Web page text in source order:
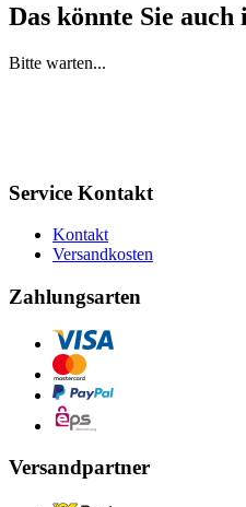
Das könnte Sie auch
Bitte warten...
Service Kontakt
Kontakt
Versandkosten
Zahlungsarten
Versandpartner